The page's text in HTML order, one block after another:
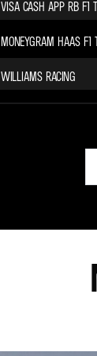
VISA CASH APP RB F1
MONEYGRAM HAAS F1
WILLIAMS RACING